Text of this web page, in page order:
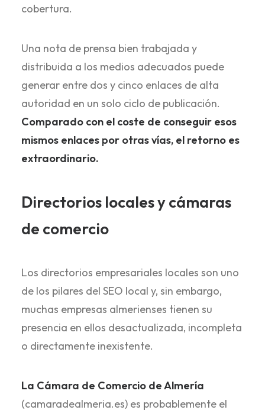
cobertura.
Una nota de prensa bien trabajada y
distribuida a los medios adecuados puede
generar entre dos y cinco enlaces de alta
autoridad en un solo ciclo de publicación.
Comparado con el coste de conseguir esos
mismos enlaces por otras vías, el retorno es
extraordinario.
Directorios locales y cámaras
de comercio
Los directorios empresariales locales son uno
de los pilares del SEO local y, sin embargo,
muchas empresas almerienses tienen su
presencia en ellos desactualizada, incompleta
o directamente inexistente.
La Cámara de Comercio de Almería
(camaradealmeria.es) es probablemente el